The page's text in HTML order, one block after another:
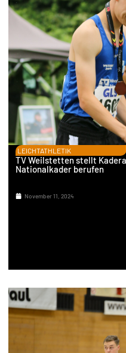
LEICHTATHLETIK
TV Weilstetten stellt
Nationalkader berufen
November 11, 2024